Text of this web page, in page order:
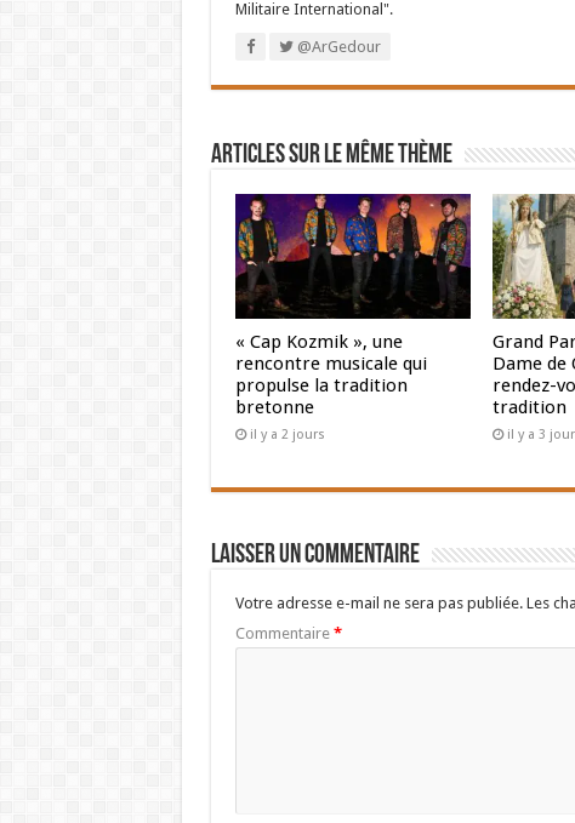
Militaire International".
@ArGedour
Articles sur le même thème
« Cap Kozmik », une
rencontre musicale qui
propulse la tradition
bretonne
il y a 2 jours
Grand
Dame de
rendez-
tradition
il y a 3
Laisser un commentaire
Votre adresse e-mail ne sera pas publiée. Les
Commentaire *